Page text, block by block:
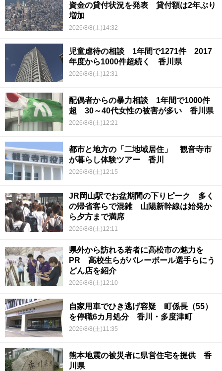
資金の貸付状況を発表 貸付額は2年ぶり
増加
2026/8/8(土)14:32
児童虐待の相談 1年間で1271件 2017
年度から1000件超続く 香川県
2026/8/8(土)12:31
配偶者からの暴力相談 1年間で1000件
超 30～40代女性の被害が多い 香川県
2026/8/8(土)12:21
都市と地方の「二地域居住」 観音寺市
が暮らし体験ツアー 香川
2026/8/8(土)12:15
JR岡山駅でお盆期間の下りピーク 多く
の帰省客らで混雑 山陽新幹線は始発か
ら夕方まで満席
2026/8/8(土)12:11
県外から訪れる若者に高松市の魅力を
PR 高校生らがバレーボール選手らにう
どん店を紹介
2026/8/8(土)12:10
自家用車でひき逃げ容疑 町係長（55）
を停職6カ月処分 香川・多度津町
2026/8/8(土)11:35
熊本地震の被災者に県営住宅を提供 香
川県